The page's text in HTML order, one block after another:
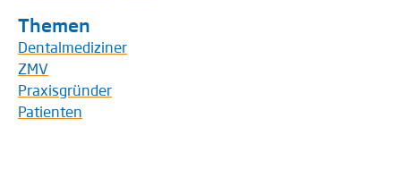
Themen
Dentalmediziner
ZMV
Praxisgründer
Patienten